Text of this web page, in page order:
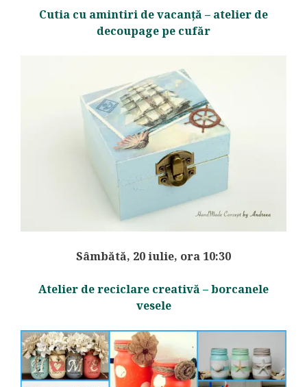
Cutia cu amintiri de vacanță – atelier de
decoupage pe cufăr
Sâmbătă, 20 iulie, ora 10:30
Atelier de reciclare creativă – borcanele
vesele